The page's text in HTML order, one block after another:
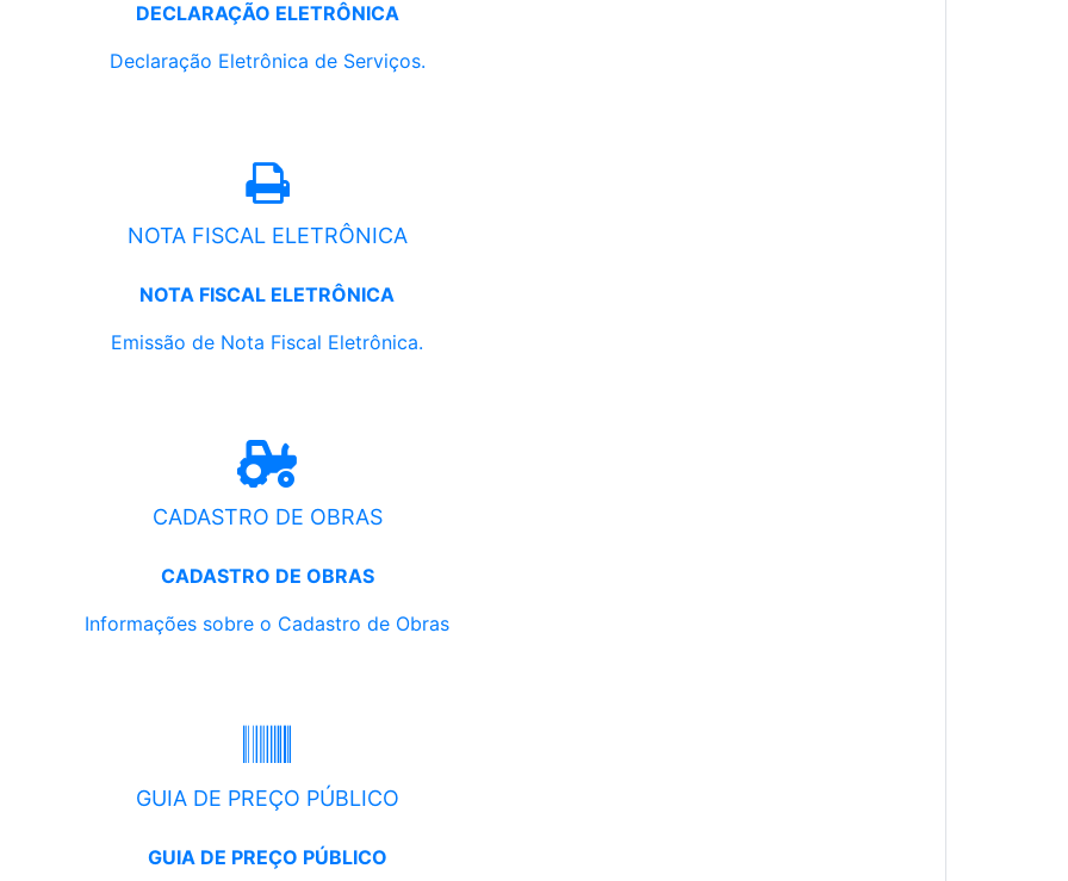
DECLARAÇÃO ELETRÔNICA
Declaração Eletrônica de Serviços.
NOTA FISCAL ELETRÔNICA
NOTA FISCAL ELETRÔNICA
Emissão de Nota Fiscal Eletrônica.
CADASTRO DE OBRAS
CADASTRO DE OBRAS
Informações sobre o Cadastro de Obras
GUIA DE PREÇO PÚBLICO
GUIA DE PREÇO PÚBLICO